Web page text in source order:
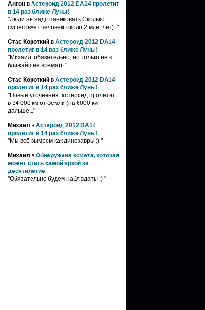
Антон в Астероид 2012 DA14 пролетит
в 14 раз ближе Луны!
"Люди не надо паниковать.Сколько
существует человек( около 2 млн. лет).."
Стас Короткий в Астероид 2012 DA14
пролетит в 14 раз ближе Луны!
"Михаил, обязательно, но только не в
ближайшее время))) "
Стас Короткий в Астероид 2012 DA14
пролетит в 14 раз ближе Луны!
"Новые уточнения: астероид пролетит
в 34 000 км от Земли (на 6000 км
дальше,.."
Михаил в Астероид 2012 DA14
пролетит в 14 раз ближе Луны!
"Мы всё вымрем как динозавры :) "
Михаил в Обнаружена комета, которая
может стать самой яркой за
десятилетие
"Обязательно будем наблюдать! ;) "